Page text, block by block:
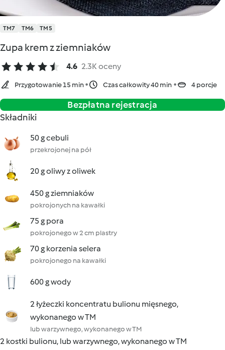
TM7 TM6 TM5
Zupa krem z ziemniaków
4.6 2.3K oceny
Przygotowanie 15 min Czas całkowity 40 min 4 porcje
Bezpłatna rejestracja
Składniki
50 g cebuli
przekrojonej na pół
20 g oliwy z oliwek
450 g ziemniaków
pokrojonych na kawałki
75 g pora
pokrojonego w 2 cm plastry
70 g korzenia selera
pokrojonego na kawałki
600 g wody
2 łyżeczki koncentratu bulionu mięsnego,
wykonanego w TM
lub warzywnego, wykonanego w TM
2 kostki bulionu, lub warzywnego, wykonanego w TM